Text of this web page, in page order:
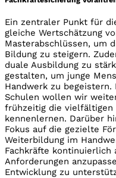
Ein zentraler Punkt für
gleiche Wertschätzung
Masterabschlüssen, um
Bildung zu steigern.
duale Ausbildung zu
gestalten, um junge
Handwerk zu
Schulen wollen wir
frühzeitig die vielfältigen
kennenlernen. Darüber
Fokus auf die gezielte
Weiterbildung im
Fachkräfte kontinuierlich
Anforderungen
Entwicklung zu